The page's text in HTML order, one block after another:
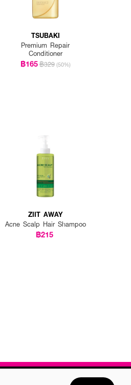
TSUBAKI
Premium Repair
Conditioner
฿165฿329 (50%)
ZIIT AWAY
Acne Scalp Hair Shampoo
฿215